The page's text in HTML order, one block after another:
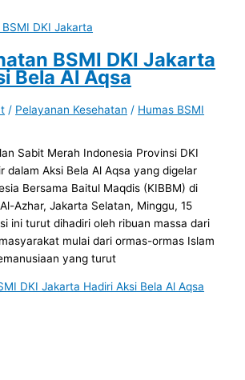
BSMI DKI Jakarta
Bela Al Aqsa
/ Pelayanan Kesehatan / Humas BSMI
Sabit Merah Indonesia Provinsi DKI
dalam Aksi Bela Al Aqsa yang digelar
Bersama Baitul Maqdis (KIBBM) di
Azhar, Jakarta Selatan, Minggu, 15
ini turut dihadiri oleh ribuan massa dari
mulai dari ormas-ormas Islam
yang turut
DKI Jakarta Hadiri Aksi Bela Al Aqsa